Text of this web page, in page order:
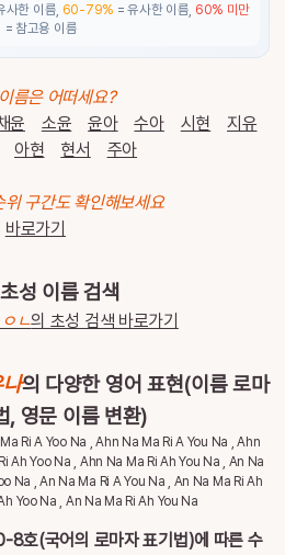
한 이름, 60-79% = 유사한 이름, 60% 미만
= 참고용 이름
름은 어떠세요?
윤 소윤 윤아 수아 시현
지유
아현 현서 주아
위 구간도 확인해보세요
바로가기
성 이름 검색
ㄴ의 초성 검색 바로가기
의 다양한 영어 표현(이름 로마
, 영문 이름 변환)
Ri A Yoo Na , Ahn Na Ma Ri A You Na , Ahn
Ah Yoo Na , Ahn Na Ma Ri Ah You Na , An Na
Na , An Na Ma Ri A You Na , An Na Ma Ri Ah
Yoo Na , An Na Ma Ri Ah You Na
8호(국어의 로마자 표기법)에 따른 수